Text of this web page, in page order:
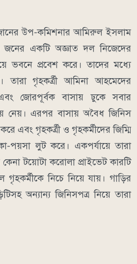
উপ-কমিশনার আমিরুল ইসলাম
একটি অজ্ঞাত দল নিজেদের
ভবনে প্রবেশ করে। তাদের মধ্যে
তারা গৃহকর্ত্রী আমিনা আহমেদের
জোরপূর্বক বাসায় ঢুকে সবার
নেয়। এরপর বাসায় অবৈধ জিনিস
এবং গৃহকর্ত্রী ও গৃহকর্মীদের জিম্মি
পয়সা লুট করে। একপর্যায়ে তারা
কেনা টয়োটা করোলা প্রাইভেট কারটি
গৃহকর্মীকে নিচে নিয়ে যায়। গাড়ির
অন্যান্য জিনিসপত্র নিয়ে তারা